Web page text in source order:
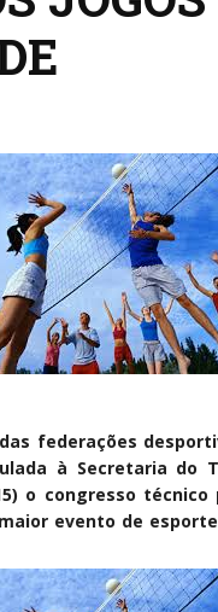
federações
à Secretaria do
o congresso
evento de